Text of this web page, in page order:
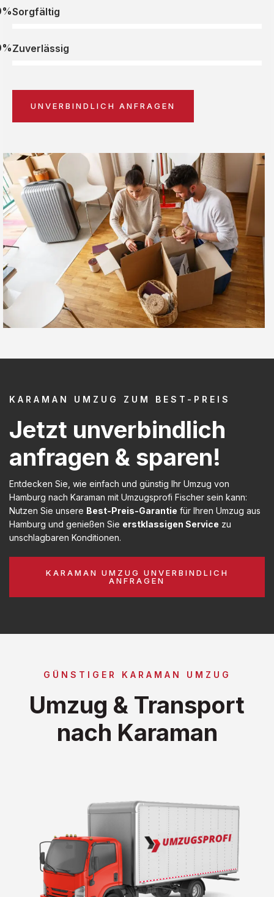
Sorgfältig
Zuverlässig
UNVERBINDLICH ANFRAGEN
KARAMAN UMZUG ZUM BEST-PREIS
Jetzt unverbindlich
anfragen & sparen!
Entdecken Sie, wie einfach und günstig Ihr Umzug von
Hamburg nach Karaman mit Umzugsprofi Fischer sein kann:
Nutzen Sie unsere Best-Preis-Garantie für Ihren Umzug aus
Hamburg und genießen Sie erstklassigen Service zu
unschlagbaren Konditionen.
KARAMAN UMZUG UNVERBINDLICH
ANFRAGEN
GÜNSTIGER KARAMAN UMZUG
Umzug & Transport
nach Karaman